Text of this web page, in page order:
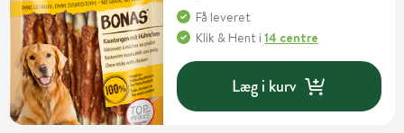
Få leveret
Klik & Hent i14 centre
Læg i kurv